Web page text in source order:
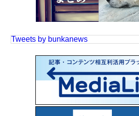
Tweets by bunkanews